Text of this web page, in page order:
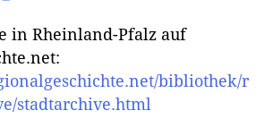
in Rheinland-Pfalz auf
bibliothek/r
stadtarchive.html